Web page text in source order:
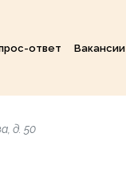
ответ Вакансии
д. 50